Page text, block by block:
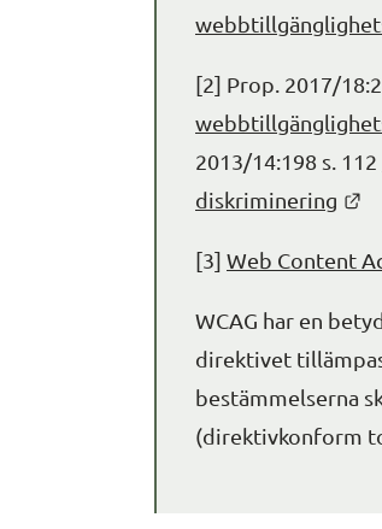
[2] Prop. 2017/
2013/14:198 s. 112
diskriminering
[3] Web Content
WCAG har en
direktivet
bestämmelserna
(direktivkonform